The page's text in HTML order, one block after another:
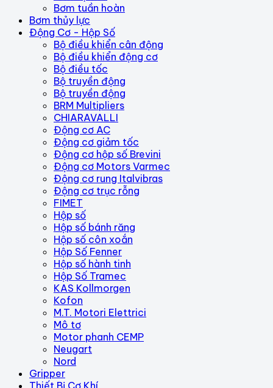
Bơm tuần hoàn
Bơm thủy lực
Động Cơ - Hộp Số
Bộ điều khiển cân động
Bộ điều khiển động cơ
Bộ điều tốc
Bộ truyền động
Bộ truyền động
BRM Multipliers
CHIARAVALLI
Động cơ AC
Động cơ giảm tốc
Động cơ hộp số Brevini
Động cơ Motors Varmec
Động cơ rung Italvibras
Động cơ trục rỗng
FIMET
Hộp số
Hộp số bánh răng
Hộp số côn xoắn
Hộp Số Fenner
Hộp số hành tinh
Hộp Số Tramec
KAS Kollmorgen
Kofon
M.T. Motori Elettrici
Mô tơ
Motor phanh CEMP
Neugart
Nord
Gripper
Thiết Bị Cơ Khí